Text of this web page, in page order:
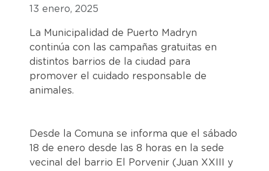
13 enero, 2025
La Municipalidad de Puerto Madryn
continúa con las campañas gratuitas en
distintos barrios de la ciudad para
promover el cuidado responsable de
animales.
Desde la Comuna se informa que el sábado
18 de enero desde las 8 horas en la sede
vecinal del barrio El Porvenir (Juan XXIII y